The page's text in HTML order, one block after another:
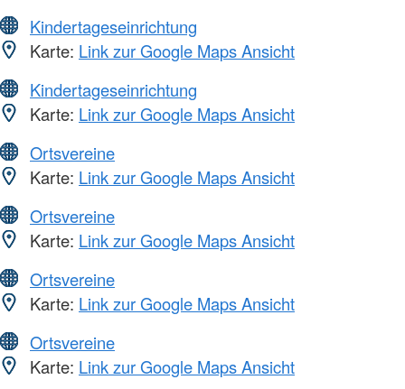
Kindertageseinrichtung
Karte: Link zur Google Maps Ansicht
Kindertageseinrichtung
Karte: Link zur Google Maps Ansicht
Ortsvereine
Karte: Link zur Google Maps Ansicht
Ortsvereine
Karte: Link zur Google Maps Ansicht
Ortsvereine
Karte: Link zur Google Maps Ansicht
Ortsvereine
Karte: Link zur Google Maps Ansicht